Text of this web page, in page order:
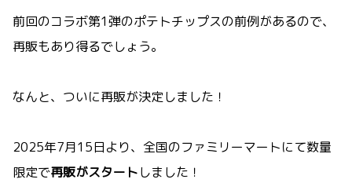
前回のコラボ第1弾のポテトチップスの前例があるので、
再販もあり得るでしょう。
なんと、ついに再販が決定しました！
2025年7月15日より、全国のファミリーマートにて数量
限定で再販がスタートしました！